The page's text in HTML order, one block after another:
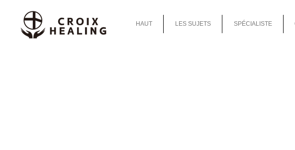
HAUT LES SUJETS SPÉCIALISTE